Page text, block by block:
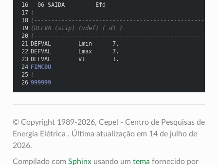
16
  06 SAIDA         Efd
17 (
18
19 (DEFVA (stip) (vdef) ( d1 )
20
21 DEFVAL        Lmin     -7.
22 DEFVAL        Lmax      7.
23 DEFVAL        Vt        1.
24 FIMCDU
25 (
26 999999
© Copyright 1989-2026, Cepel - Centro de Pesquisas de
Energia Elétrica . Última atualização em 14 de julho de
2026.
Compilado com Sphinxusando um tema fornecido por